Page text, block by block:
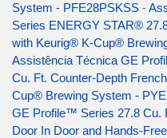
System - PFE28PSKSS -
Series ENERGY STAR®
with Keurig® K-Cup®
Assistência Técnica GE
Cu. Ft. Counter-Depth
Cup® Brewing System -
GE Profile™ Series 27.8 Cu.
Door In Door and Hands-